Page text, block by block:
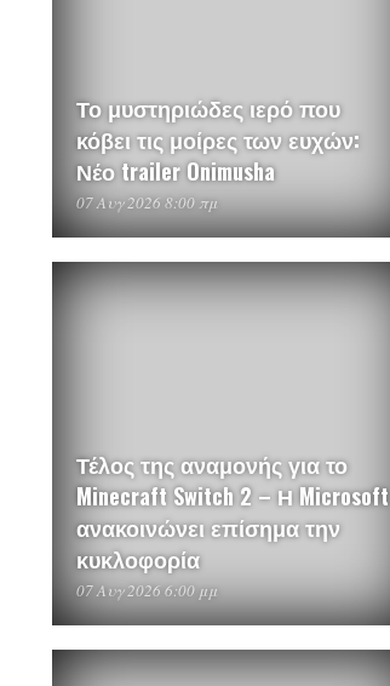
Το μυστηριώδες ιερό που
κόβει τις μοίρες των ευχών:
Νέο trailer Onimusha
07 Αυγ 2026 8:00 πμ
Τέλος της αναμονής για το
Minecraft Switch 2 – Η Microsoft
ανακοινώνει επίσημα την
κυκλοφορία
07 Αυγ 2026 6:00 μμ